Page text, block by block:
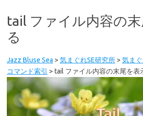
tail ファイル内容の
る
Jazz Bluse Sea > 気まぐれSE研究所> 気ま
コマンド索引
> tail ファイル内容の末尾を表